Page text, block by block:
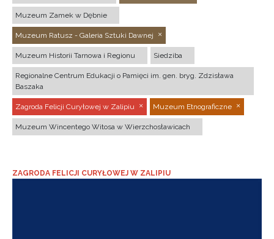
Muzeum Zamek w Dębnie
Muzeum Ratusz - Galeria Sztuki Dawnej
Muzeum Historii Tarnowa i Regionu Siedziba
Regionalne Centrum Edukacji o Pamięci im. gen. bryg. Zdzisława
Baszaka
Zagroda Felicji Curyłowej w Zalipiu Muzeum Etnograficzne
Muzeum Wincentego Witosa w Wierzchosławicach
ZAGRODA FELICJI CURYŁOWEJ W ZALIPIU